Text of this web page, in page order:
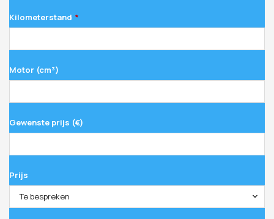
Kilometerstand *
Motor (cm³)
Gewenste prijs (€)
Prijs
Te bespreken